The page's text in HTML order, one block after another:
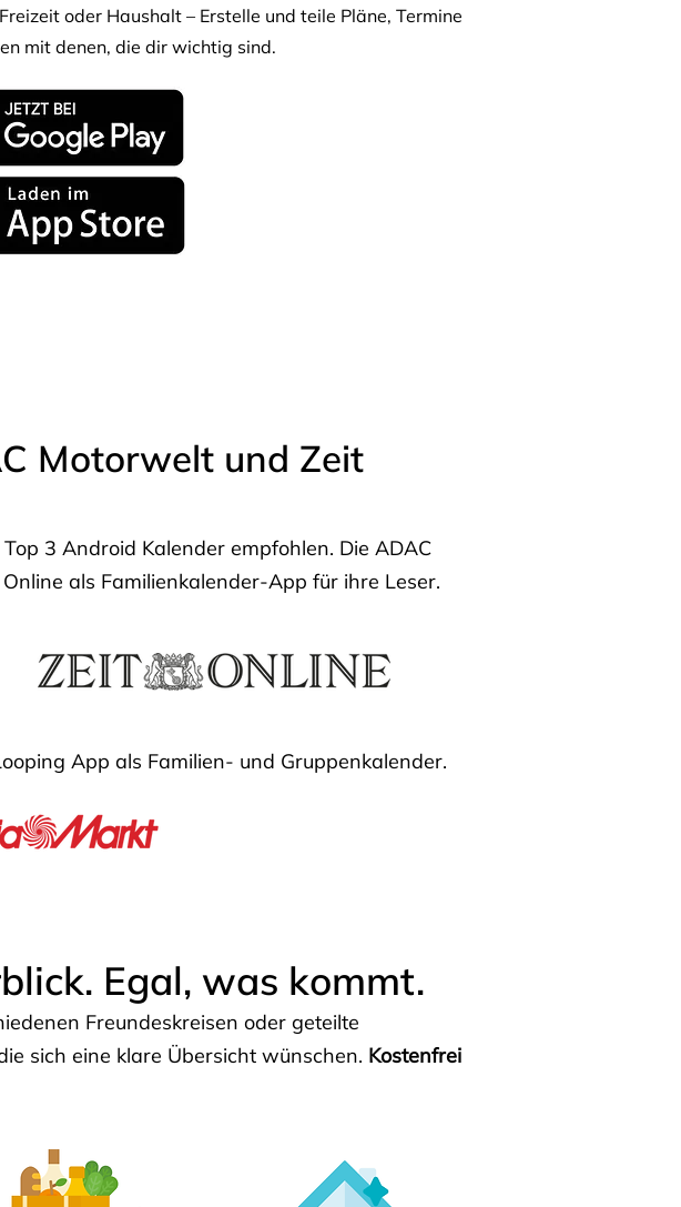
oder Haushalt – Erstelle und teile Pläne, Termine
mit denen, die dir wichtig sind.
Motorwelt und Zeit
3 Android Kalender empfohlen. Die ADAC
als Familienkalender-App für ihre Leser.
App als Familien- und Gruppenkalender.
Egal, was kommt.
Freundeskreisen oder geteilte
sich eine klare Übersicht wünschen. Kostenfrei